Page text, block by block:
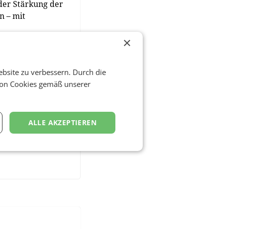
Stärkung der
– mit
×
zu verbessern. Durch die
Cookies gemäß unserer
ALLE AKZEPTIEREN